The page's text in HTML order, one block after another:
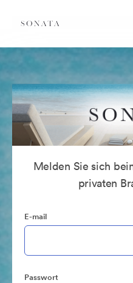
Melden Sie sich
privaten
E-mail
Passwort